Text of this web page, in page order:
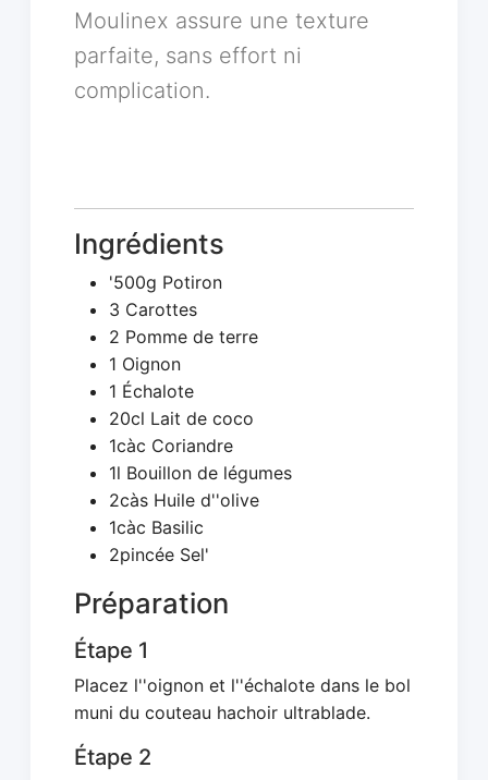
Moulinex assure une texture
parfaite, sans effort ni
complication.
Ingrédients
'500g Potiron
3 Carottes
2 Pomme de terre
1 Oignon
1 Échalote
20cl Lait de coco
1càc Coriandre
1l Bouillon de légumes
2càs Huile d''olive
1càc Basilic
2pincée Sel'
Préparation
Étape 1
Placez l''oignon et l''échalote dans le bol
muni du couteau hachoir ultrablade.
Étape 2